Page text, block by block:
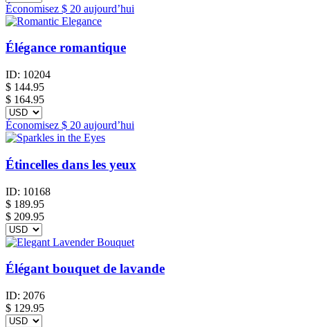
Économisez $ 20 aujourd’hui
Élégance romantique
ID: 10204
$ 144.95
$ 164.95
Économisez $ 20 aujourd’hui
Étincelles dans les yeux
ID: 10168
$ 189.95
$ 209.95
Élégant bouquet de lavande
ID: 2076
$ 129.95